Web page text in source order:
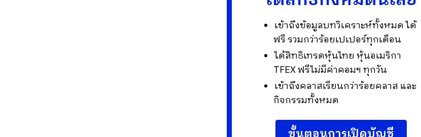
เข้าถึงข้อมูลบทวิเคราะห์ทั้งหมด ได้
ฟรี รวมกว่าร้อยเปเปอร์ทุกเดือน
ได้สิทธิเทรดหุ้นไทย หุ้นอเมริกา
TFEX ฟรีไม่มีค่าคอมฯ ทุกวัน
เข้าถึงคลาสเรียนกว่าร้อยคลาส และ
กิจกรรมทั้งหมด